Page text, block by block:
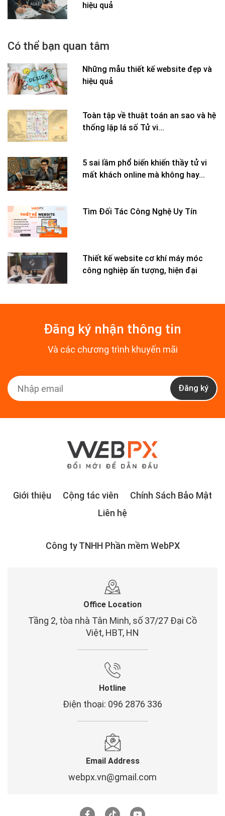
hiệu quả
Có thể bạn quan tâm
Những mẫu thiết kế website đẹp và
hiệu quả
Toàn tập về thuật toán an sao và hệ
thống lập lá số Tử vi...
5 sai lầm phổ biến khiến thầy tử vi
mất khách online mà không hay...
Tìm Đối Tác Công Nghệ Uy Tín
Thiết kế website cơ khí máy móc
công nghiệp ấn tượng, hiện đại
Đăng ký nhận thông tin
Và các chương trình khuyến mãi
Đăng ký
Giới thiệu Cộng tác viên
Chính Sách Bảo Mật
Liên hệ
Công ty TNHH Phần mềm WebPX
Office Location
Tầng 2, tòa nhà Tân Minh, số 37/27 Đại Cồ
Việt, HBT, HN
Hotline
Điện thoại: 096 2876 336
Email Address
webpx.vn@gmail.com